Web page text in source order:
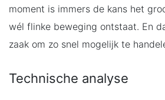
moment is immers de kans het
wél flinke beweging ontstaat. En
zaak om zo snel mogelijk te
Technische analyse